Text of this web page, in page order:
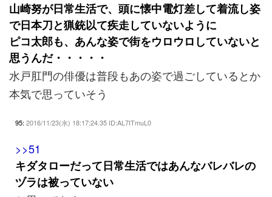
山崎努が日常生活で、頭に懐中電灯差して着流し姿
で日本刀と猟銃以て疾走していないように
ピコ太郎も、あんな姿で街をウロウロしていないと
思うんだ・・・・・
水戸肛門の俳優は普段もあの姿で過ごしているとか
本気で思っていそう
95: 2016/11/23(水) 18:17:24.35 ID:AL7ITmuL0
>>51
キダタローだって日常生活ではあんなバレバレの
ヅラは被っていない